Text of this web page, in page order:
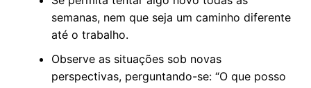
semanas, nem que seja um caminho diferente
até o trabalho.
Observe as situações sob novas
perspectivas, perguntando-se: “O que posso